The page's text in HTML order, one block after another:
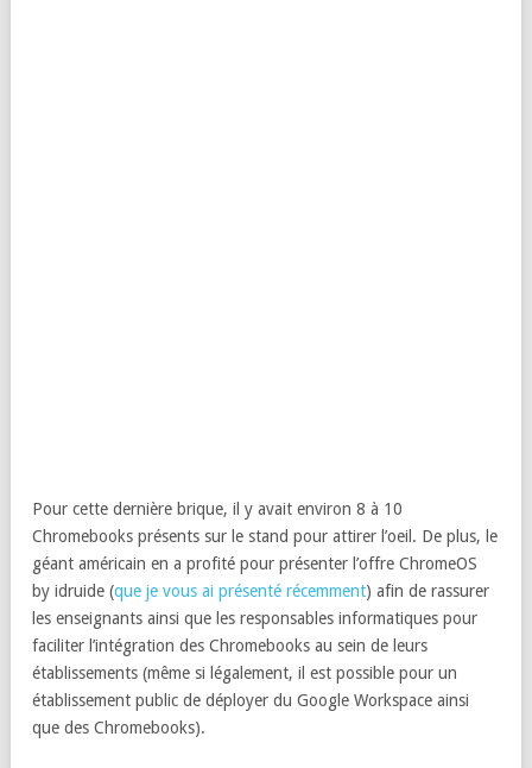
Pour cette dernière brique, il y avait environ 8 à 10
Chromebooks présents sur le stand pour attirer l’oeil. De plus, le
géant américain en a profité pour présenter l’offre ChromeOS
by idruide (que je vous ai présenté récemment) afin de rassurer
les enseignants ainsi que les responsables informatiques pour
faciliter l’intégration des Chromebooks au sein de leurs
établissements (même si légalement, il est possible pour un
établissement public de déployer du Google Workspace ainsi
que des Chromebooks).